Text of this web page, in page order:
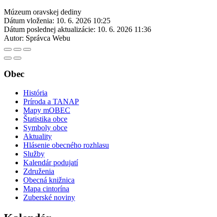
Múzeum oravskej dediny
Dátum vloženia: 10. 6. 2026 10:25
Dátum poslednej aktualizácie: 10. 6. 2026 11:36
Autor: Správca Webu
Obec
História
Príroda a TANAP
Mapy mOBEC
Štatistika obce
Symboly obce
Aktuality
Hlásenie obecného rozhlasu
Služby
Kalendár podujatí
Združenia
Obecná knižnica
Mapa cintorína
Zuberské noviny